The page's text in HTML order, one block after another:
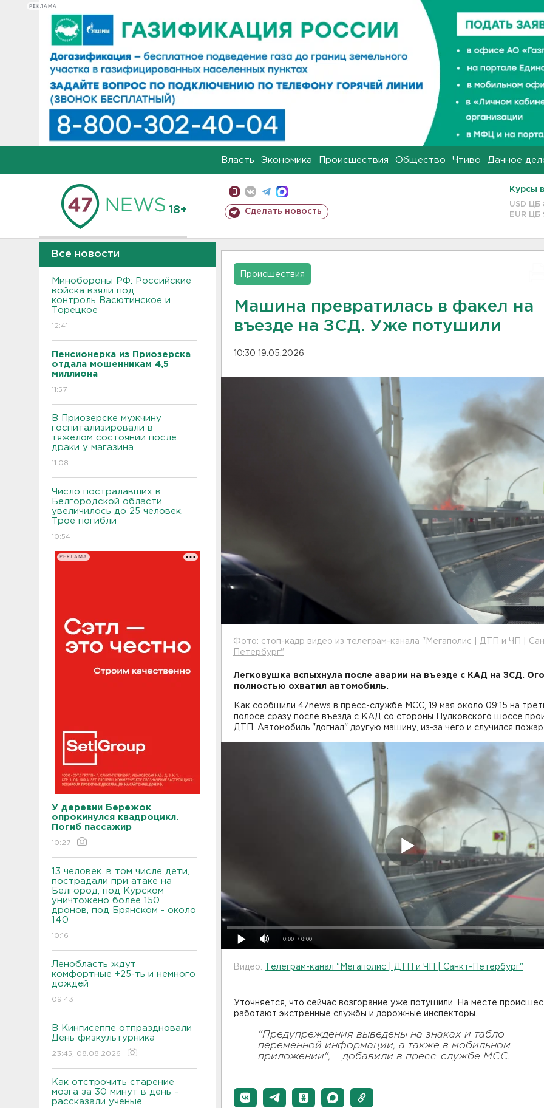
РЕКЛАМА
Власть Экономика Происшествия Общество Чтиво Дачное
18+ Сделать новость
Курсы
USD ЦБ
EUR ЦБ
Все новости
Минобороны РФ: Российские
войска взяли под
контроль Васютинское и
Торецкое
12:41
Пенсионерка из Приозерска
отдала мошенникам 4,5
миллиона
11:57
В Приозерске мужчину
госпитализировали в
тяжелом состоянии после
драки у магазина
11:08
Число постралавших в
Белгородской области
увеличилось до 25 человек.
Трое погибли
10:54
РЕКЛАМА
У деревни Бережок
опрокинулся квадроцикл.
Погиб пассажир
10:27
13 человек. в том числе дети,
пострадали при атаке на
Белгород, под Курском
уничтожено более 150
дронов, под Брянском - около
140
10:16
Ленобласть ждут
комфортные +25-ть и немного
дождей
09:43
В Кингисеппе отпраздновали
День физкультурника
23:45, 08.08.2026
Как отстрочить старение
мозга за 30 минут в день –
рассказали ученые
Происшествия
Машина превратилась в факел на
въезде на ЗСД. Уже потушили
10:30 19.05.2026
Фото: стоп-кадр видео из телеграм-канала "Мегаполис | ДТП и ЧП |
Петербург"
Легковушка вспыхнула после аварии на въезде с КАД на ЗСД.
полностью охватил автомобиль.
Как сообщили 47news в пресс-службе МСС, 19 мая около 09:15 на
полосе сразу после въезда с КАД со стороны Пулковского шоссе
ДТП. Автомобиль "догнал" другую машину, из-за чего и случился
0:00 / 0:00
Видео: Телеграм-канал "Мегаполис | ДТП и ЧП | Санкт-Петербург"
Уточняется, что сейчас возгорание уже потушили. На месте
работают экстренные службы и дорожные инспекторы.
"Предупреждения выведены на знаках и табло
переменной информации, а также в мобильном
приложении", – добавили в пресс-службе МСС.